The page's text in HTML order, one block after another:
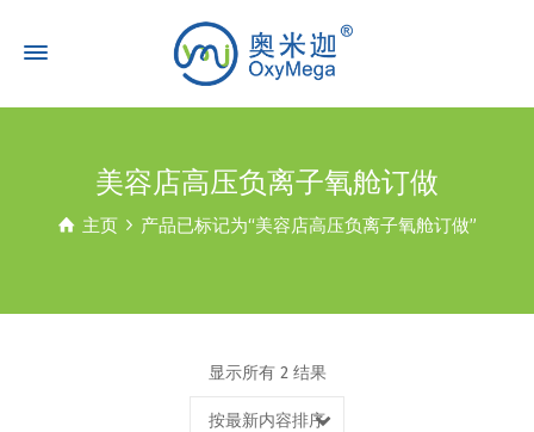
美容店高压负离子氧舱订做
主页 产品已标记为“美容店高压负离子氧舱订做”
显示所有 2 结果
按最新内容排序